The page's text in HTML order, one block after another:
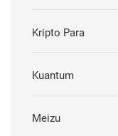
Kripto Para
Kuantum
Meizu